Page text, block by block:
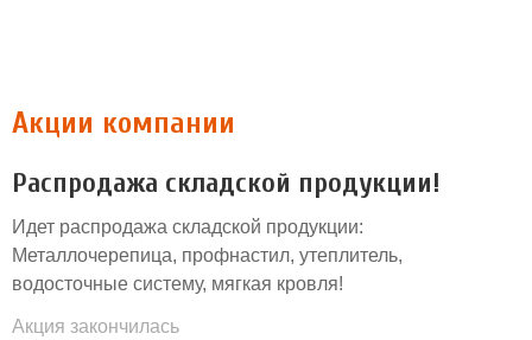
Акции компании
Распродажа складской продукции!
Идет распродажа складской продукции:
Металлочерепица, профнастил, утеплитель,
водосточные систему, мягкая кровля!
Акция закончилась